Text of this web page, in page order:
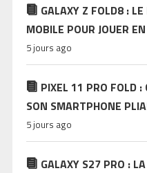
GALAXY Z FOLD8 :
MOBILE POUR JOUER
5 jours ago
PIXEL 11 PRO FOLD :
SON SMARTPHONE
5 jours ago
GALAXY S27 PRO :